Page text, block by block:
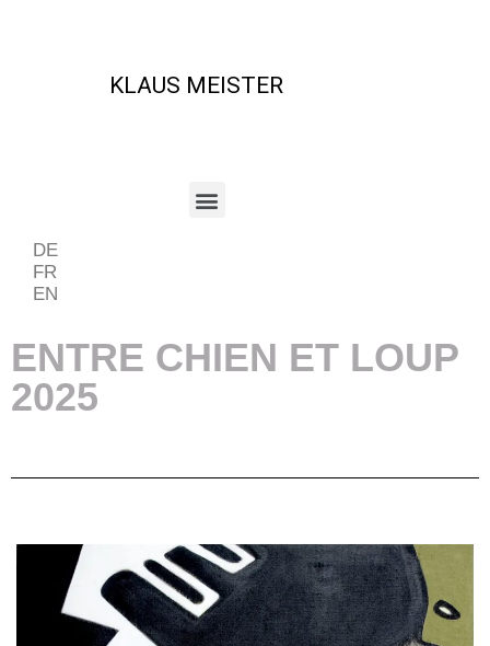
KLAUS MEISTER
DE
FR
EN
ENTRE CHIEN ET LOUP
2025